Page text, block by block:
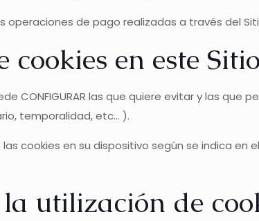
de pago realizadas a través del
en este
CONFIGURAR las que quiere evitar y las
temporalidad, etc... ).
cookies en su dispositivo según se indica
utilización de